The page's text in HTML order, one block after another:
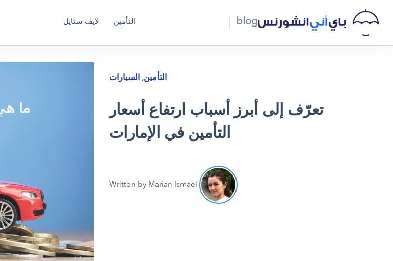
blog التأمين لايف ستايل
التأمين,السيارات
تعرّف إلى أبرز أسباب ارتفاع أسعار
التأمين في الإمارات
Written by Marian Ismael